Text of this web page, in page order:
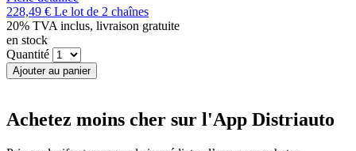
228,49 € Le lot de 2 chaînes
20% TVA inclus, livraison gratuite
en stock
Quantité
Ajouter au panier
Achetez moins cher sur l'App Distriauto